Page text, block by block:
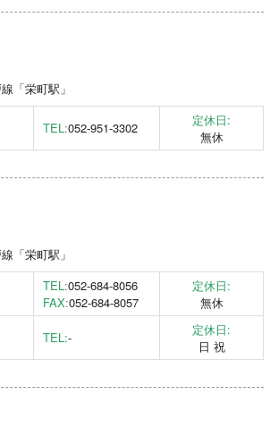
「栄町駅」
TEL:052-951-3302
定休日:
無休
「栄町駅」
TEL:052-684-8056
FAX:052-684-8057
定休日:
無休
TEL:-
定休日:
日 祝